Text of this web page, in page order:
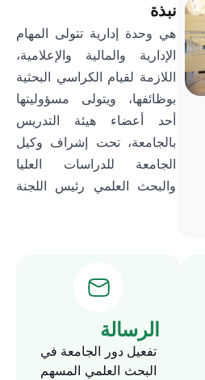
نبذة
هي وحدة إدارية تتولى المهام
الإدارية والمالية والإعلامية،
اللازمة لقيام الكراسي البحثية
بوظائفها، ويتولى مسؤوليتها
أحد أعضاء هيئة التدريس
بالجامعة، تحت إشراف وكيل
الجامعة للدراسات العليا
والبحث العلمي رئيس اللجنة
الرسالة
تفعيل دور الجامعة في
البحث العلمي المسهم